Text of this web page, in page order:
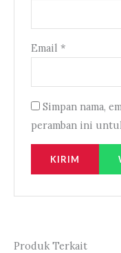
Email*
Simpan nama,
peramban ini
Produk Terkait